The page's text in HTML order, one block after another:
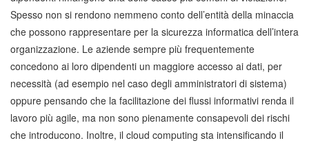
Spesso non si rendono nemmeno conto dell’entità della minaccia
che possono rappresentare per la sicurezza informatica dell’intera
organizzazione. Le aziende sempre più frequentemente
concedono ai loro dipendenti un maggiore accesso ai dati, per
necessità (ad esempio nel caso degli amministratori di sistema)
oppure pensando che la facilitazione dei flussi informativi renda il
lavoro più agile, ma non sono pienamente consapevoli dei rischi
che introducono. Inoltre, il cloud computing sta intensificando il